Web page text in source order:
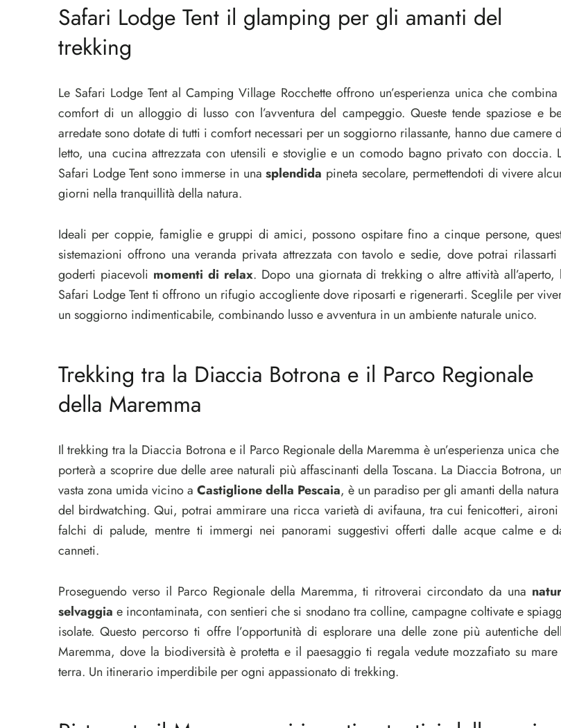
Safari Lodge Tent il glamping per gli amanti del
trekking
Le Safari Lodge Tent al Camping Village Rocchette offrono un’esperienza unica che
comfort di un alloggio di lusso con l’avventura del campeggio. Queste tende spaziose e
arredate sono dotate di tutti i comfort necessari per un soggiorno rilassante, hanno due camere
letto, una cucina attrezzata con utensili e stoviglie e un comodo bagno privato con doccia.
Safari Lodge Tent sono immerse in unasplendida pineta secolare, permettendoti di vivere
giorni nella tranquillità della natura.
Ideali per coppie, famiglie e gruppi di amici, possono ospitare fino a cinque persone,
sistemazioni offrono una veranda privata attrezzata con tavolo e sedie, dove potrai
goderti piacevoli momenti di relax. Dopo una giornata di trekking o altre attività all’aperto,
Safari Lodge Tent ti offrono un rifugio accogliente dove riposarti e rigenerarti. Sceglile per
un soggiorno indimenticabile, combinando lusso e avventura in un ambiente naturale unico.
Trekking tra la Diaccia Botrona e il Parco Regionale
della Maremma
Il trekking tra la Diaccia Botrona e il Parco Regionale della Maremma è un’esperienza unica
porterà a scoprire due delle aree naturali più affascinanti della Toscana. La Diaccia Botrona,
vasta zona umida vicino a Castiglione della Pescaia, è un paradiso per gli amanti della
del birdwatching. Qui, potrai ammirare una ricca varietà di avifauna, tra cui fenicotteri,
falchi di palude, mentre ti immergi nei panorami suggestivi offerti dalle acque calme e
canneti.
Proseguendo verso il Parco Regionale della Maremma, ti ritroverai circondato da una
selvaggia e incontaminata, con sentieri che si snodano tra colline, campagne coltivate e
isolate. Questo percorso ti offre l’opportunità di esplorare una delle zone più autentiche
Maremma, dove la biodiversità è protetta e il paesaggio ti regala vedute mozzafiato su
terra. Un itinerario imperdibile per ogni appassionato di trekking.